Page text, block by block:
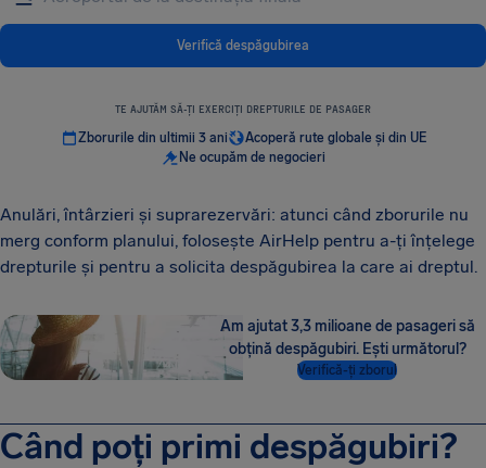
Verifică despăgubirea
TE AJUTĂM SĂ-ȚI EXERCIȚI DREPTURILE DE PASAGER
Zborurile din ultimii 3 ani
Acoperă rute globale și din UE
Ne ocupăm de negocieri
Anulări, întârzieri și suprarezervări: atunci când zborurile nu
merg conform planului, folosește AirHelp pentru a-ți înțelege
drepturile și pentru a solicita despăgubirea la care ai dreptul.
Am ajutat 3,3 milioane de pasageri să
obțină despăgubiri. Ești următorul?
Verifică-ți zborul
Când poți primi despăgubiri?